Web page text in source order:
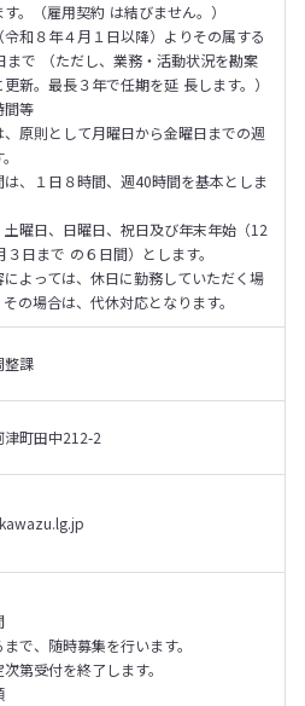
。（雇用契約 は結びません。）
令和８年４月１日以降）よりその属する
まで （ただし、業務・活動状況を勘案
間等
、原則として月曜日から金曜日までの週
は、１日８時間、週40時間を基本としま
土曜日、日曜日、祝日及び年末年始（12
３日まで の６日間）とします。
によっては、休日に勤務していただく場
の場合は、代休対応となります。
整課
町田中212-2
で、随時募集を行います。
第受付を終了します。